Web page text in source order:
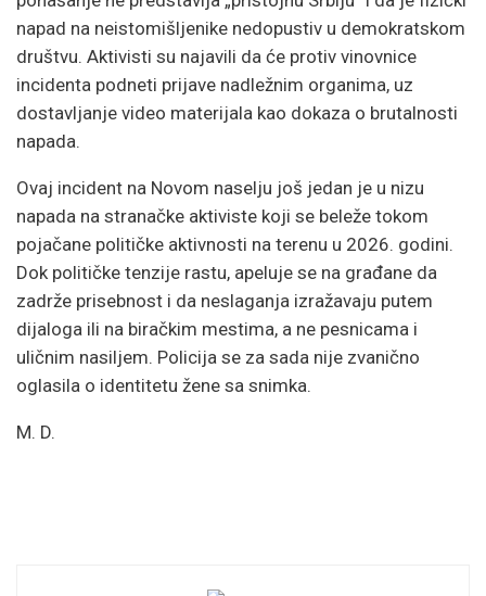
napad na neistomišljenike nedopustiv u demokratskom
društvu. Aktivisti su najavili da će protiv vinovnice
incidenta podneti prijave nadležnim organima, uz
dostavljanje video materijala kao dokaza o brutalnosti
napada.
Ovaj incident na Novom naselju još jedan je u nizu
napada na stranačke aktiviste koji se beleže tokom
pojačane političke aktivnosti na terenu u 2026. godini.
Dok političke tenzije rastu, apeluje se na građane da
zadrže prisebnost i da neslaganja izražavaju putem
dijaloga ili na biračkim mestima, a ne pesnicama i
uličnim nasiljem. Policija se za sada nije zvanično
oglasila o identitetu žene sa snimka.
M. D.